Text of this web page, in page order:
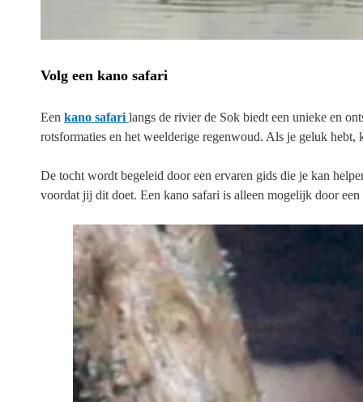
Volg een kano safari
Een kano safari langs de rivier de Sok biedt een unieke en
rotsformaties en het weelderige regenwoud. Als je geluk
De tocht wordt begeleid door een ervaren gids die je kan
voordat jij dit doet. Een kano safari is alleen mogelijk door